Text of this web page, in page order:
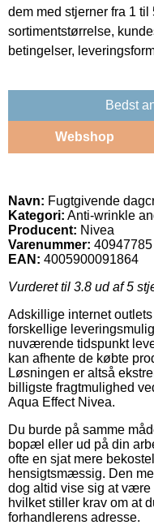
dem med stjerner fra 1
sortimentstørrelse,
betingelser,
Bedst
Webshop
Navn: Fugtgivende
Kategori: Anti-wrinkle
Producent: Nivea
Varenummer: 40947785
EAN: 4005900091864
Vurderet til 3.8 ud af 5
Adskillige internet
forskellige
nuværende tidspunkt
kan afhente de købte
Løsningen er altså
billigste fragtmulighed
Aqua Effect Nivea.
Du burde på samme
bopæl eller ud på din
ofte en sjat mere
hensigtsmæssig. Den
dog altid vise sig at være
hvilket stiller krav om at
forhandlerens adresse.